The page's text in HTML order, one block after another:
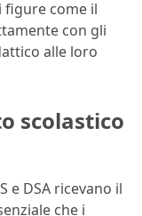
figure come il
con gli
alle loro
scolastico
e DSA ricevano il
che i